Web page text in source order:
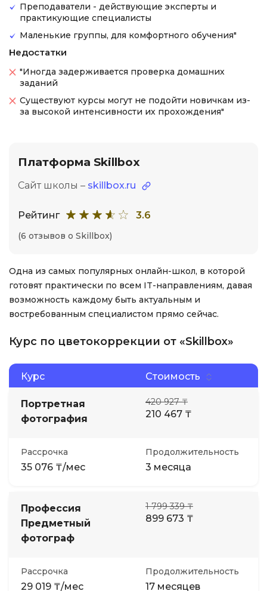
Преподаватели - действующие эксперты и
практикующие специалисты
Маленькие группы, для комфортного обучения"
Недостатки
"Иногда задерживается проверка домашних
заданий
Существуют курсы могут не подойти новичкам из-
за высокой интенсивности их прохождения"
Платформа Skillbox
Сайт школы – skillbox.ru
Рейтинг 3.6
(6 отзывов о Skillbox)
Одна из самых популярных онлайн-школ, в которой
готовят практически по всем IT-направлениям, давая
возможность каждому быть актуальным и
востребованным специалистом прямо сейчас.
Курс по цветокоррекции от «Skillbox»
Курс Стоимость
Портретная
фотография
420 927 ₸
210 467 ₸
Рассрочка
35 076 ₸/мес
Продолжительность
3 месяца
Профессия
Предметный
фотограф
1 799 339 ₸
899 673 ₸
Рассрочка
29 019 ₸/мес
Продолжительность
17 месяцев